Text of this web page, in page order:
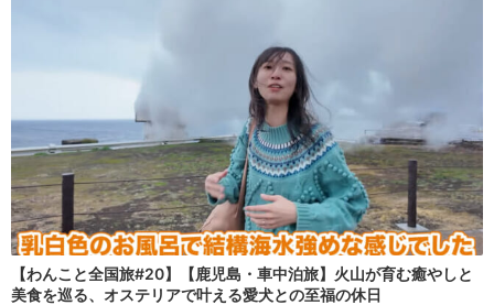
【わんこと全国旅#20】【鹿児島・車中泊旅】火山が育む癒やしと
美食を巡る、オステリアで叶える愛犬との至福の休日